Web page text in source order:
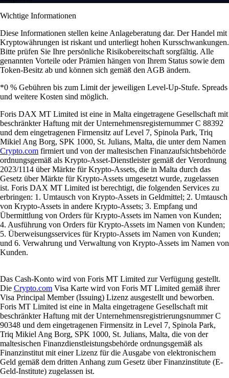
Wichtige Informationen
Diese Informationen stellen keine Anlageberatung dar. Der Handel mit
Kryptowährungen ist riskant und unterliegt hohen Kursschwankungen.
Bitte prüfen Sie Ihre persönliche Risikobereitschaft sorgfältig. Alle
genannten Vorteile oder Prämien hängen von Ihrem Status sowie dem
Token-Besitz ab und können sich gemäß den AGB ändern.
*0 % Gebühren bis zum Limit der jeweiligen Level-Up-Stufe. Spreads
und weitere Kosten sind möglich.
Foris DAX MT Limited ist eine in Malta eingetragene Gesellschaft mit
beschränkter Haftung mit der Unternehmensregisternummer C 88392
und dem eingetragenen Firmensitz auf Level 7, Spinola Park, Triq
Mikiel Ang Borg, SPK 1000, St. Julians, Malta, die unter dem Namen
Crypto.com firmiert und von der maltesischen Finanzaufsichtsbehörde
ordnungsgemäß als Krypto-Asset-Dienstleister gemäß der Verordnung
2023/1114 über Märkte für Krypto-Assets, die in Malta durch das
Gesetz über Märkte für Krypto-Assets umgesetzt wurde, zugelassen
ist. Foris DAX MT Limited ist berechtigt, die folgenden Services zu
erbringen: 1. Umtausch von Krypto-Assets in Geldmittel; 2. Umtausch
von Krypto-Assets in andere Krypto-Assets; 3. Empfang und
Übermittlung von Orders für Krypto-Assets im Namen von Kunden;
4. Ausführung von Orders für Krypto-Assets im Namen von Kunden;
5. Überweisungsservices für Krypto-Assets im Namen von Kunden;
und 6. Verwahrung und Verwaltung von Krypto-Assets im Namen von
Kunden.
Das Cash-Konto wird von Foris MT Limited zur Verfügung gestellt.
Die Crypto.com Visa Karte wird von Foris MT Limited gemäß ihrer
Visa Principal Member (Issuing) Lizenz ausgestellt und beworben.
Foris MT Limited ist eine in Malta eingetragene Gesellschaft mit
beschränkter Haftung mit der Unternehmensregistrierungsnummer C
90348 und dem eingetragenen Firmensitz in Level 7, Spinola Park,
Triq Mikiel Ang Borg, SPK 1000, St. Julians, Malta, die von der
maltesischen Finanzdienstleistungsbehörde ordnungsgemäß als
Finanzinstitut mit einer Lizenz für die Ausgabe von elektronischem
Geld gemäß dem dritten Anhang zum Gesetz über Finanzinstitute (E-
Geld-Institute) zugelassen ist.